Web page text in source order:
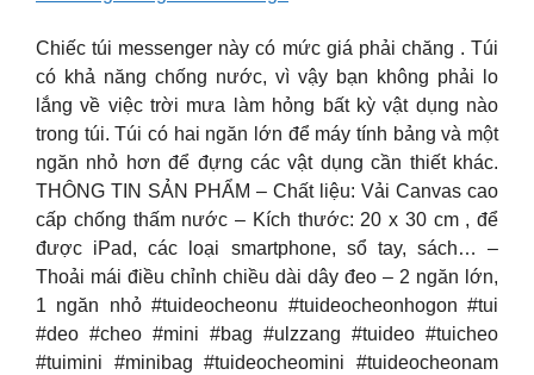
Chiếc túi messenger này có mức giá phải chăng . Túi
có khả năng chống nước, vì vậy bạn không phải lo
lắng về việc trời mưa làm hỏng bất kỳ vật dụng nào
trong túi. Túi có hai ngăn lớn để máy tính bảng và một
ngăn nhỏ hơn để đựng các vật dụng cần thiết khác.
THÔNG TIN SẢN PHẨM – Chất liệu: Vải Canvas cao
cấp chống thấm nước – Kích thước: 20 x 30 cm , để
được iPad, các loại smartphone, sổ tay, sách… –
Thoải mái điều chỉnh chiều dài dây đeo – 2 ngăn lớn,
1 ngăn nhỏ #tuideocheonu #tuideocheonhogon #tui
#deo #cheo #mini #bag #ulzzang #tuideo #tuicheo
#tuimini #minibag #tuideocheomini #tuideocheonam